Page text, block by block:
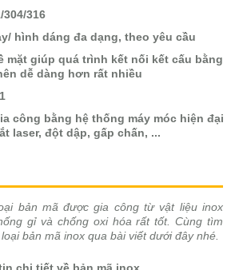
316
hình dáng đa dạng, theo yêu cầu
mặt giúp quá trình kết nối kết cấu bằng
dễ dàng hơn rất nhiều
công bằng hệ thống máy móc hiện đại
laser, đột dập, gấp chấn, ...
bản mã được gia công từ vật liệu inox
gỉ và chống oxi hóa rất tốt. Cùng tìm
bản mã inox qua bài viết dưới đây nhé.